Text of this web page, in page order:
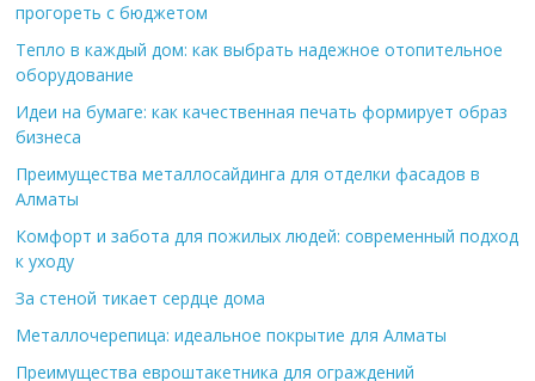
прогореть с бюджетом
Тепло в каждый дом: как выбрать надежное отопительное
оборудование
Идеи на бумаге: как качественная печать формирует образ
бизнеса
Преимущества металлосайдинга для отделки фасадов в
Алматы
Комфорт и забота для пожилых людей: современный подход
к уходу
За стеной тикает сердце дома
Металлочерепица: идеальное покрытие для Алматы
Преимущества евроштакетника для ограждений